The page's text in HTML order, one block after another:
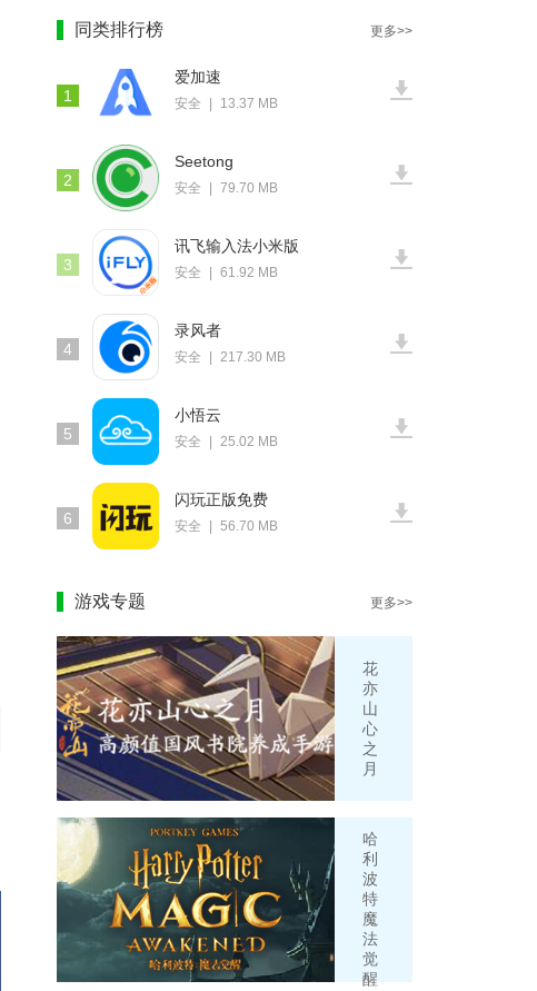
同类排行榜 更多>>
1
爱加速
安全 13.37 MB
2
Seetong
安全 79.70 MB
3
讯飞输入法小米版
安全 61.92 MB
4
录风者
安全 217.30 MB
5
小悟云
安全 25.02 MB
6
闪玩正版免费
安全 56.70 MB
游戏专题 更多>>
花
亦
山
心
之
月
哈
利
波
特
魔
法
觉
醒